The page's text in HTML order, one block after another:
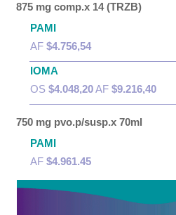
875 mg comp.x 14 (TRZB)
PAMI
AF $4.756,54
IOMA
OS $4.048,20AF $9.216,40
750 mg pvo.p/susp.x 70ml
PAMI
AF $4.961,45
IOMA
$8.613,39